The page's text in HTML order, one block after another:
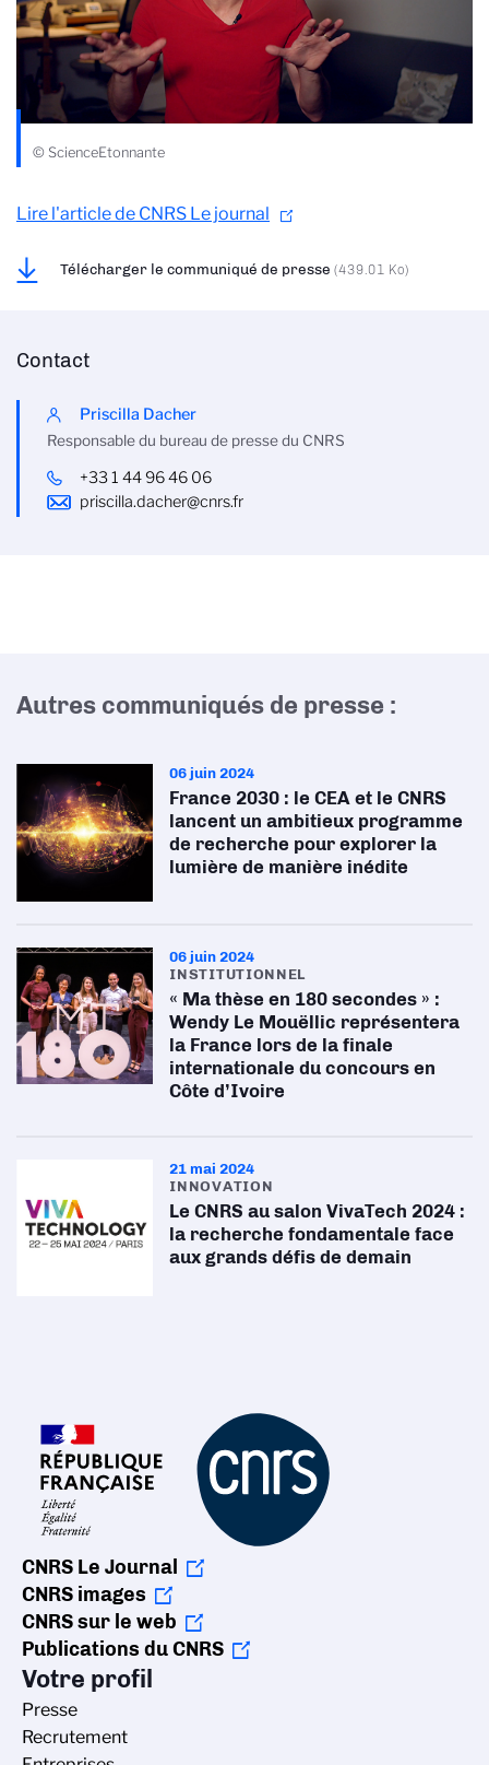
© ScienceEtonnante
Lire l'article de CNRS Le journal
Télécharger le communiqué de presse (439.01 Ko)
Contact
Priscilla Dacher
Responsable du bureau de presse du CNRS
+33 1 44 96 46 06
priscilla.dacher@cnrs.fr
Autres communiqués de presse :
06 juin 2024
France 2030 : le CEA et le CNRS
lancent un ambitieux programme
de recherche pour explorer la
lumière de manière inédite
06 juin 2024
INSTITUTIONNEL
« Ma thèse en 180 secondes » :
Wendy Le Mouëllic représentera
la France lors de la finale
internationale du concours en
Côte d’Ivoire
21 mai 2024
INNOVATION
Le CNRS au salon VivaTech 2024 :
la recherche fondamentale face
aux grands défis de demain
CNRS Le Journal
CNRS images
CNRS sur le web
Publications du CNRS
Votre profil
Presse
Recrutement